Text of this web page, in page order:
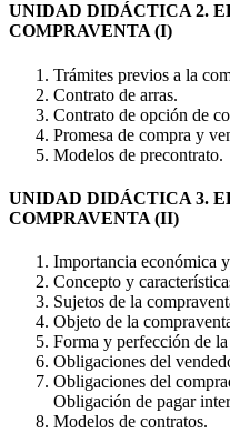
UNIDAD DIDÁCTICA 2.
COMPRAVENTA (I)
Trámites previos a la
Contrato de arras.
Contrato de opción de
Promesa de compra y
Modelos de precontrato.
UNIDAD DIDÁCTICA 3.
COMPRAVENTA (II)
Importancia económica
Concepto y
Sujetos de la
Objeto de la
Forma y perfección de
Obligaciones del
Obligaciones del
Obligación de pagar
Modelos de contratos.